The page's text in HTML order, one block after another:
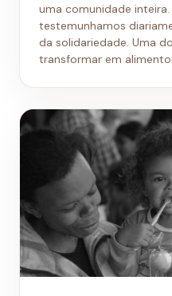
uma comunidade
testemunhamos
da solidariedade. Uma
transformar em